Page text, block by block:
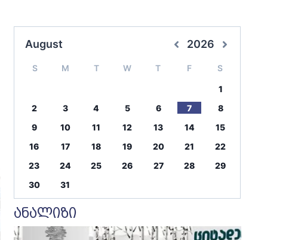
August 2026
S M T W T F S
1
2
3 4 5 6 7
8
9
10 11 12 13 14
15
16
17 18 19 20 21
22
23
24 25 26 27 28
29
30
31
ანალიზი